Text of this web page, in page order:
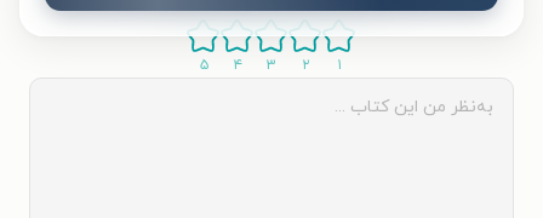
۱ ۲ ۳ ۴ ۵